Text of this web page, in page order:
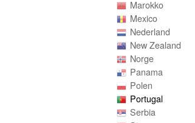
Marokko
Mexico
Nederland
New Zealand
Norge
Panama
Polen
Portugal
Serbia